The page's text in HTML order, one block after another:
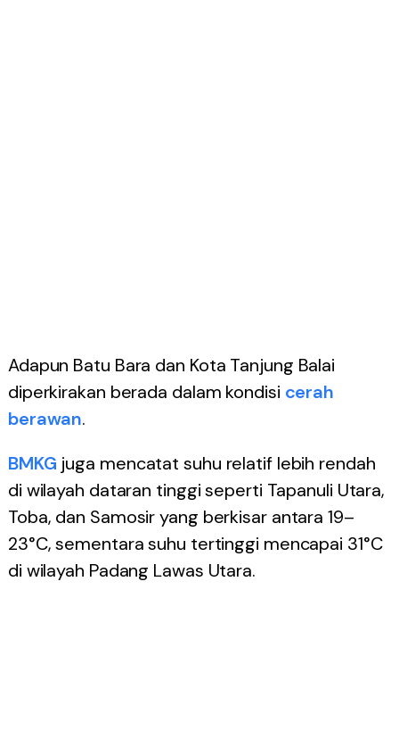
Adapun Batu Bara dan Kota Tanjung Balai
diperkirakan berada dalam kondisi cerah
berawan.
BMKG juga mencatat suhu relatif lebih rendah
di wilayah dataran tinggi seperti Tapanuli Utara,
Toba, dan Samosir yang berkisar antara 19–
23°C, sementara suhu tertinggi mencapai 31°C
di wilayah Padang Lawas Utara.